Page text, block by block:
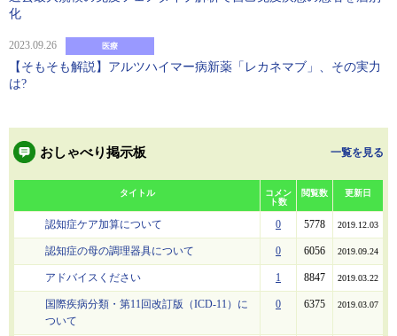
化
2023.09.26 医療
【そもそも解説】アルツハイマー病新薬「レカネマブ」、その実力
は?
おしゃべり掲示板 一覧を見る
タイトル
コメン
ト数
閲覧数 更新日
認知症ケア加算について 0 5778 2019.12.03
認知症の母の調理器具について 0 6056 2019.09.24
アドバイスください 1 8847 2019.03.22
国際疾病分類・第11回改訂版（ICD-11）に
ついて
0 6375 2019.03.07